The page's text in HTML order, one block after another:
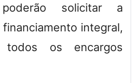
solicitar a
integral,
os encargos